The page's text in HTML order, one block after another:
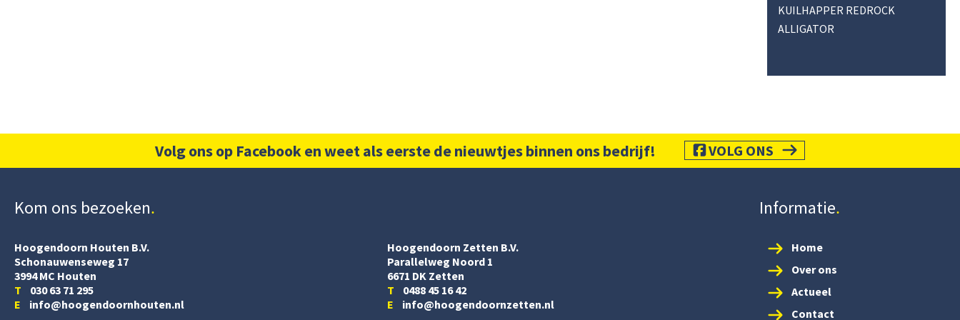
KUILHAPPER REDROCK
ALLIGATOR
Volg ons op Facebook en weet als eerste de nieuwtjes binnen ons bedrijf! VOLG ONS
Kom ons bezoeken
Hoogendoorn Houten B.V.
Schonauwenseweg 17
3994 MC Houten
T 030 63 71 295
E info@hoogendoornhouten.nl
Hoogendoorn Zetten B.V.
Parallelweg Noord 1
6671 DK Zetten
T 0488 45 16 42
E info@hoogendoornzetten.nl
Informatie
Home
Over ons
Actueel
Contact